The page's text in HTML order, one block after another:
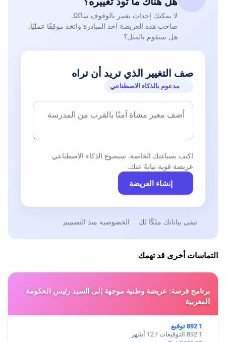
لا يمكنك إحداث تغيير بالوقوف ساكنًا.
صاحب هذه العريضة أخذ المبادرة واتخذ موقفًا عمليًا.
هل ستقوم بالمثل؟
صف التغيير الذي تريد أن تراه
مدعوم بالذكاء الاصطناعي
اكتب بصياغتك الخاصة. سيصوغ الذكاء الاصطناعي
عريضة قوية نيابةً عنك.
إنشاء العريضة
تبقى بياناتك ملكًا لك الخصوصية منذ التصميم
التماسات أخرى قد تهمك
برنامج فرصة: عريضة وطنية موجهة إلى السيد رئيس الحكومة
المغربية
1 892 توقيع
1 892 التوقيعات / 12 أشهر